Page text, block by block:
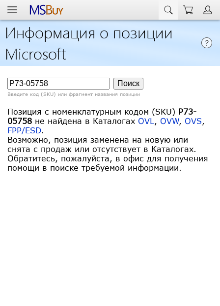
Информация о позиции
Microsoft
Введите код (SKU) или фрагмент названия позиции
Позиция с номенклатурным кодом (SKU) P73-
05758 не найдена в Каталогах OVL , OVW, OVS,
FPP/ESD.
Возможно, позиция заменена на новую или
снята с продаж или отсутствует в Каталогах.
Обратитесь, пожалуйста, в офис для получения
помощи в поиске требуемой информации.